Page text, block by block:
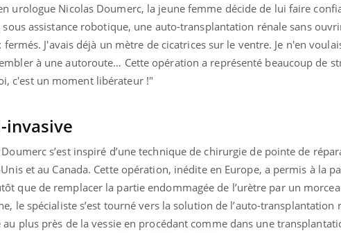
urologue Nicolas Doumerc, la jeune femme décide de lui faire
assistance robotique, une auto-transplantation rénale sans
J'avais déjà un mètre de cicatrices sur le ventre. Je n'en
à une autoroute… Cette opération a représenté beaucoup de
c'est un moment libérateur !"
invasive
s’est inspiré d’une technique de chirurgie de pointe de
et au Canada. Cette opération, inédite en Europe, a permis à la
que de remplacer la partie endommagée de l’urètre par un
le spécialiste s’est tourné vers la solution de l’auto-transplantation
plus près de la vessie en procédant comme dans une
Youtube
Un « jumeau numérique » pour
faciliter l’accès à la médecine
préventiveYoutube
Un établissement lié à un groupe
mutualiste innove en matière de bilan de
Youtube
COUP DE FOOD sur
Coup de food sur le
nouveau rendez-vous
bouscule les idées reçues